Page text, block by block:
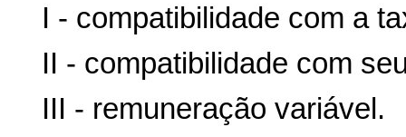
I - compatibilidade com a
II - compatibilidade com
III - remuneração variável.